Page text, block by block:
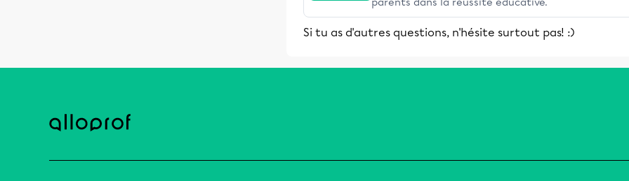
Si tu as d'autres questions, n'hésite surtout pas! :)